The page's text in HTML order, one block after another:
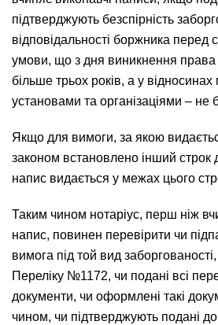
підтверджують безспірність
відповідальності боржника перед
умови, що з дня виникнення
більше трьох років, а у
установами та організаціями – не
Якщо для вимоги, за якою
законом встановлено інший строк
напис видається у межах цього
Таким чином нотаріус, перш ніж
напис, повинен перевірити чи
вимога під той вид
Переліку №1172, чи подані всі
документи, чи оформлені такі
чином, чи підтверджують подані